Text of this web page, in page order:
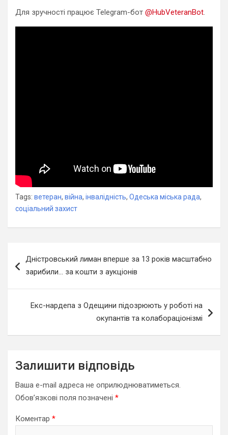
Для зручності працює Telegram-бот @HubVeteranBot.
Tags: ветеран, війна, інвалідність, Одеська міська рада,
соціальний захист
записів
Дністровський лиман вперше за 13 років масштабно
зарибили… за кошти з аукціонів
Екс-нардепа з Одещини підозрюють у роботі на
окупантів та колабораціонізмі
Залишити відповідь
Ваша e-mail адреса не оприлюднюватиметься.
Обов’язкові поля позначені *
Коментар *